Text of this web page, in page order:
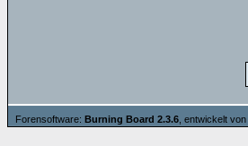
Forensoftware: Burning Board 2.3.6 , entwickelt von